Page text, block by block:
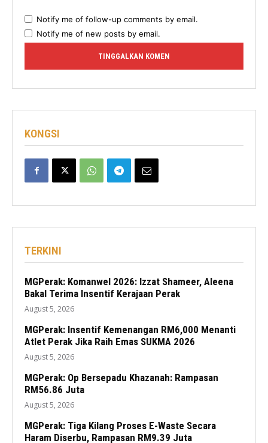
Notify me of follow-up comments by email.
Notify me of new posts by email.
KONGSI
TERKINI
MGPerak: Komanwel 2026: Izzat Shameer, Aleena
Bakal Terima Insentif Kerajaan Perak
August 5, 2026
MGPerak: Insentif Kemenangan RM6,000 Menanti
Atlet Perak Jika Raih Emas SUKMA 2026
August 5, 2026
MGPerak: Op Bersepadu Khazanah: Rampasan
RM56.86 Juta
August 5, 2026
MGPerak: Tiga Kilang Proses E-Waste Secara
Haram Diserbu, Rampasan RM9.39 Juta